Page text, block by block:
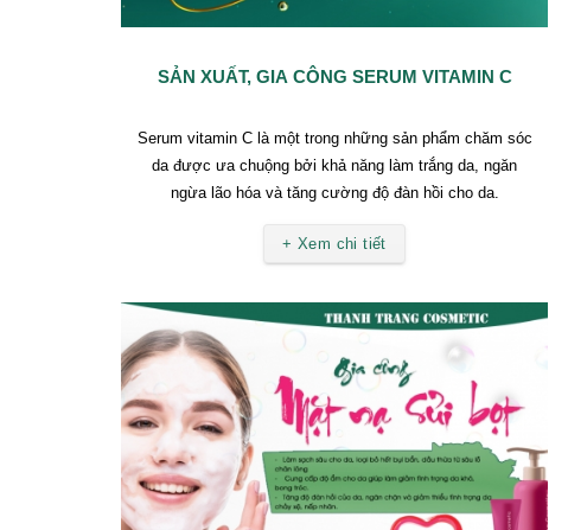
SẢN XUẤT, GIA CÔNG SERUM VITAMIN C
Serum vitamin C là một trong những sản phẩm chăm sóc
da được ưa chuộng bởi khả năng làm trắng da, ngăn
ngừa lão hóa và tăng cường độ đàn hồi cho da.
+ Xem chi tiết